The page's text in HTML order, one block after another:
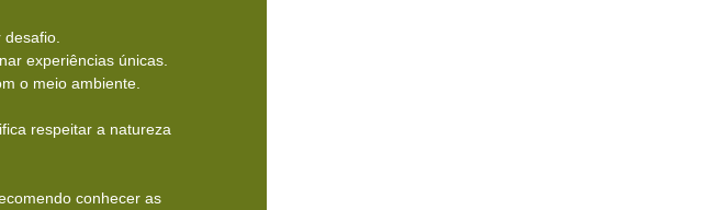
experiências únicas.
o meio ambiente.
respeitar a natureza
conhecer as